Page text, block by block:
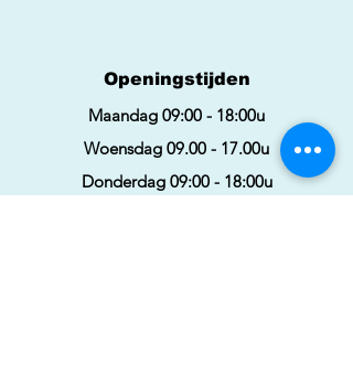
Openingstijden
Maandag 09:00 - 18:00u
Woensdag 09.00 - 17.00u
Donderdag 09:00 - 18:00u